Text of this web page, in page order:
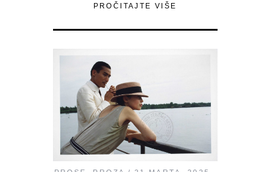
PROČITAJTE VIŠE